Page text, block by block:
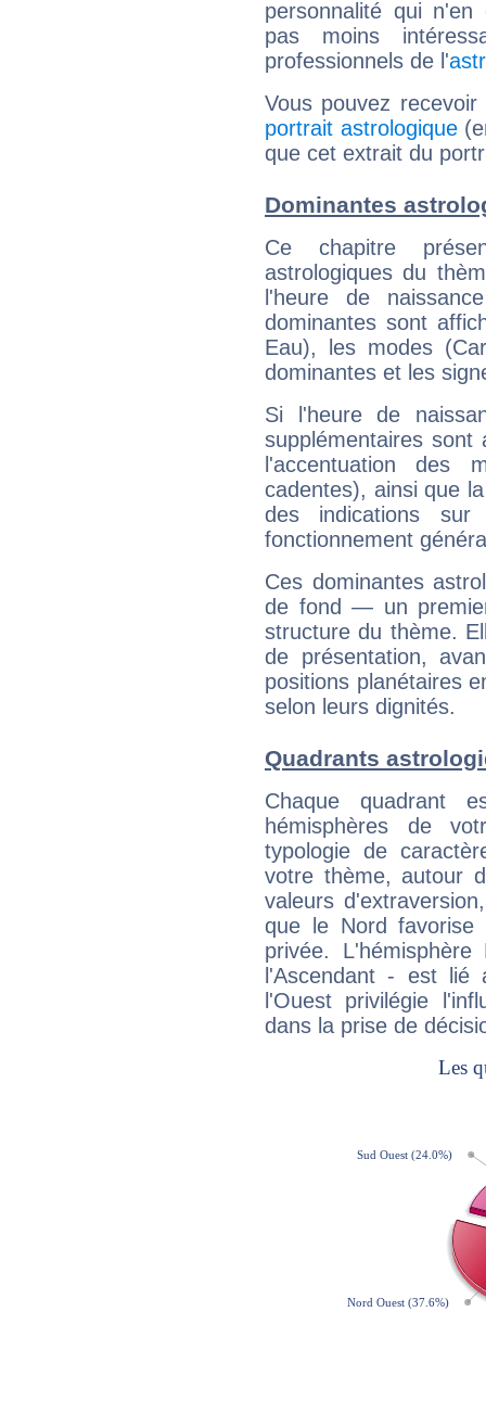
personnalité qui n'en
pas moins
professionnels de l'
Vous pouvez
portrait astrologique
que cet extrait du
Dominantes
Ce chapitre
astrologiques du
l'heure de
dominantes sont
Eau), les modes
dominantes et les
Si l'heure de
supplémentaires sont
l'accentuation des
cadentes), ainsi que
des indications sur
fonctionnement
Ces dominantes
de fond — un
structure du thème.
de présentation,
positions planétaires
selon leurs dignités.
Quadrants
Chaque quadrant
hémisphères de
typologie de
votre thème, autour
valeurs
que le Nord favorise
privée.
l'Ascendant - est
l'Ouest privilégie
dans la prise de